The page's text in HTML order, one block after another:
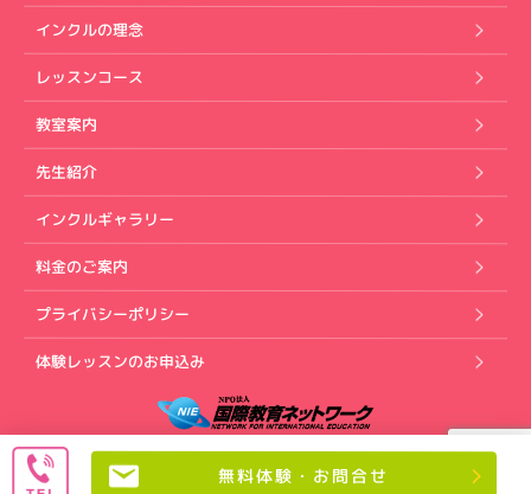
インクルの理念
レッスンコース
教室案内
先生紹介
インクルギャラリー
料金のご案内
プライバシーポリシー
体験レッスンのお申込み
Copyright (C) インクル英会話スクール. All rights reserved.
無料体験・お問合せ